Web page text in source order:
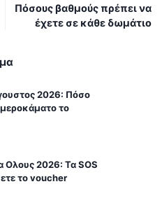
Πόσους βαθμούς πρέπει να
έχετε σε κάθε δωμάτιο
2026: Πόσο
μεροκάματο το
Ολους 2026: Τα SOS
το voucher